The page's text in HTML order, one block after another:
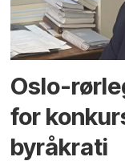
Oslo-
for
byråkrati